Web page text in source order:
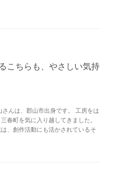
こちらも、やさしい気持
んは、郡山市出身です。 工房をは
春町を気に入り越してきました。
、創作活動にも活かされているそ